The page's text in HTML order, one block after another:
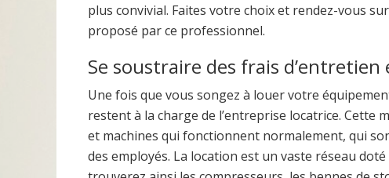
plus convivial. Faites votre choix et rendez-vous sur
proposé par ce professionnel.
Se soustraire des frais
Une fois que vous songez à louer votre
restent à la charge de l’entreprise locatrice. Cette
et machines qui fonctionnent normalement, qui
des employés. La location est un vaste réseau